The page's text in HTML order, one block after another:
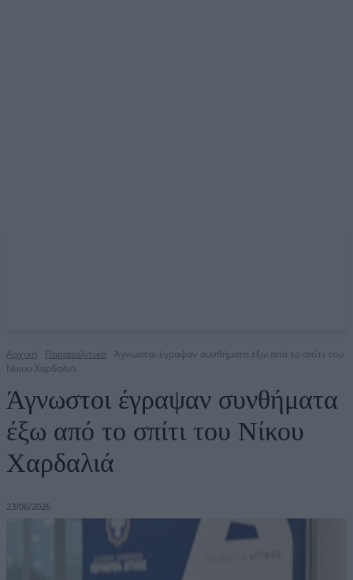
Αρχική Παραπολιτικά Άγνωστοι έγραψαν συνθήματα έξω από το σπίτι του
Νίκου Χαρδαλιά
Άγνωστοι έγραψαν συνθήματα
έξω από το σπίτι του Νίκου
Χαρδαλιά
23/06/2026